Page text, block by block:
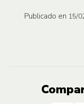
Publicado en 15/